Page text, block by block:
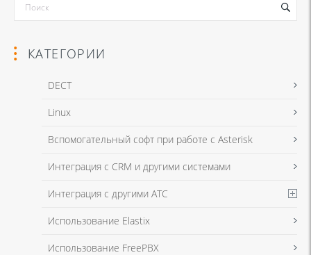
Я даю согласие на обработку моих персональных данных для связи
в соответствии с Политикой в отношении обработки персональных
Я даю согласие на обработку моих персональных данных для связи
в соответствии с Политикой в отношении обработки персональных
КАТЕГОРИИ
DECT
Linux
Вспомогательный софт при работе с Asterisk
Интеграция с CRM и другими системами
Интеграция с другими АТС
Использование Elastix
Использование FreePBX